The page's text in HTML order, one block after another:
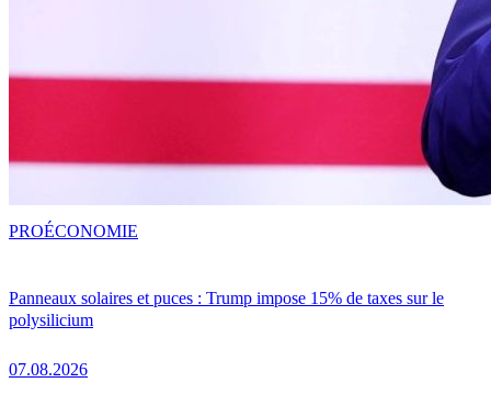
Panneaux solaires et puces : Trump impose 15% de taxes sur le
polysilicium
07.08.2026
PROÉCONOMIE